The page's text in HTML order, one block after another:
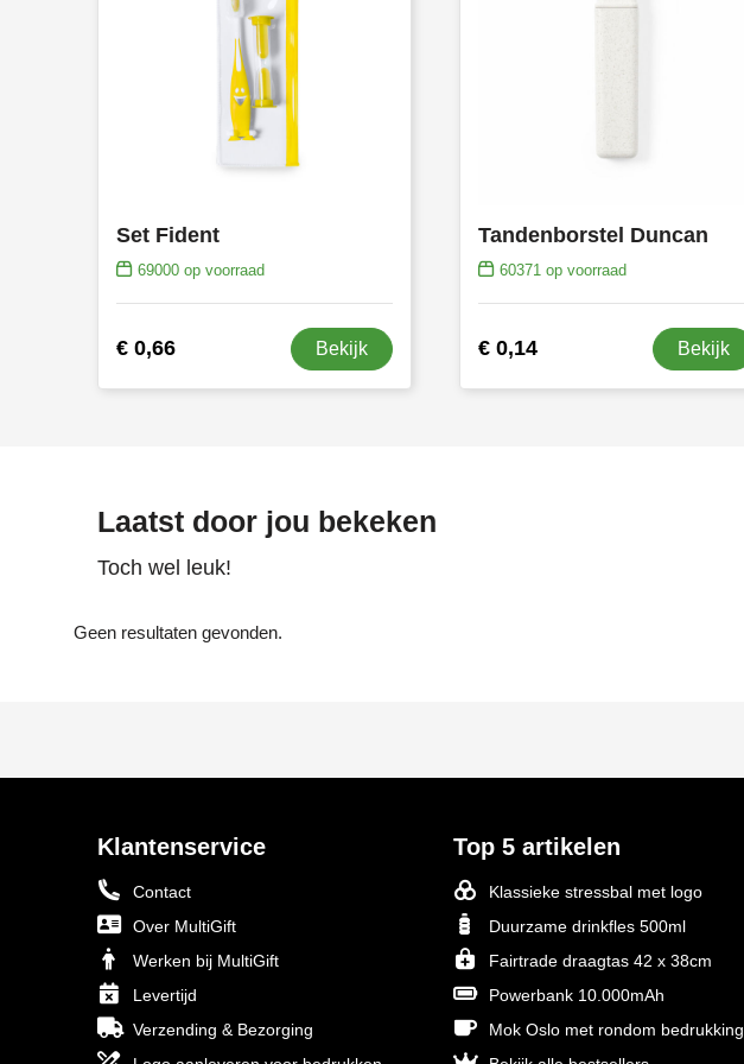
Set Fident
69000op voorraad
€ 0,66 Bekijk
Tandenborstel Duncan
60371 op voorraad
€ 0,14 Bekijk
Laatst door jou bekeken
Toch wel leuk!
Geen resultaten gevonden.
Klantenservice
Contact
Over MultiGift
Werken bij MultiGift
Levertijd
Verzending & Bezorging
Top 5 artikelen
Klassieke stressbal met logo
Duurzame drinkfles 500ml
Fairtrade draagtas 42 x 38cm
Powerbank 10.000mAh
Mok Oslo met rondom bedrukking